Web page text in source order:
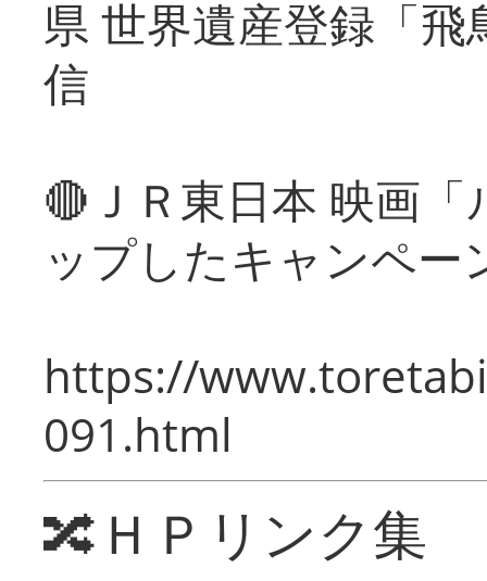
県 世界遺産登録「
信
🔴ＪＲ東日本 映画
ップしたキャンペー
https://
091.html
🔀ＨＰリンク集